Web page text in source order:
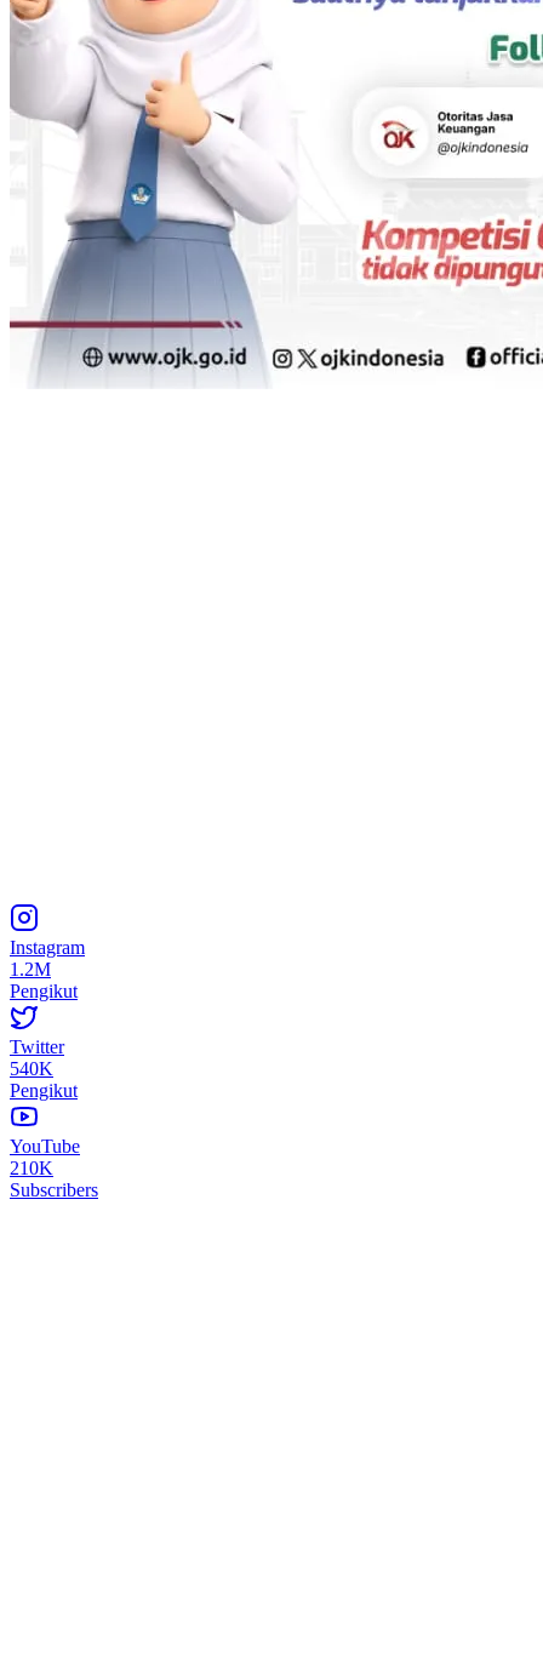
Instagram
1.2M
Pengikut
Twitter
540K
Pengikut
YouTube
210K
Subscribers